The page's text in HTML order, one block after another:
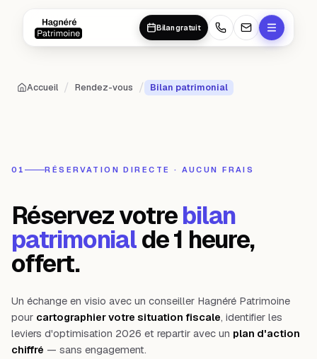
Bilan gratuit
Accueil / Rendez-vous / Bilan patrimonial
01 RÉSERVATION DIRECTE · AUCUN FRAIS
Réservez votrebilan
patrimonialde 1 heure,
offert.
Un échange en visio avec un conseiller Hagnéré Patrimoine
pour cartographier votre situation fiscale, identifier les
leviers d'optimisation 2026 et repartir avec un plan d'action
chiffré — sans engagement.